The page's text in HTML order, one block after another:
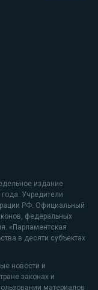
издание
Учредители
РФ. Официальный
федеральных
«Парламентская
в десяти субъектах
новости и
законах и
материалов